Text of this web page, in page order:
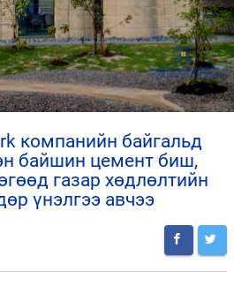
байшин цемент биш,
газар хөдлөлтийн
үнэлгээ авчээ